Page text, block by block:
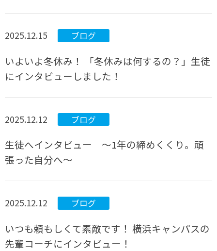
2025.12.15 ブログ
いよいよ冬休み！ 「冬休みは何するの？」生徒
にインタビューしました！
2025.12.12 ブログ
生徒へインタビュー ～1年の締めくくり。頑
張った自分へ～
2025.12.12 ブログ
いつも頼もしくて素敵です！ 横浜キャンパスの
先輩コーチにインタビュー！